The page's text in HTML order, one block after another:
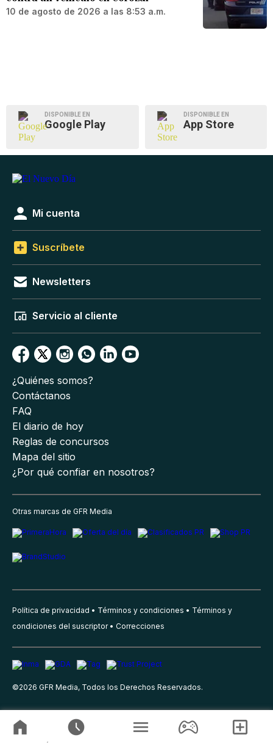
10 de agosto de 2026 a las 8:53 a.m.
DISPONIBLE EN
Google Play
DISPONIBLE EN
App Store
Mi cuenta
Suscríbete
Newsletters
Servicio al cliente
¿Quiénes somos?
Contáctanos
FAQ
El diario de hoy
Reglas de concursos
Mapa del sitio
¿Por qué confiar en nosotros?
Otras marcas de GFR Media
Política de privacidad Términos y condiciones
Términos y
condiciones del suscriptor
Correcciones
©2026 GFR Media, Todos los Derechos Reservados.